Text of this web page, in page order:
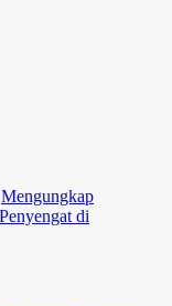
Mengungkap
di